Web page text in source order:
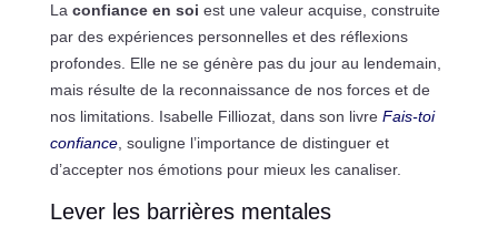
La confiance en soi est une valeur acquise, construite
par des expériences personnelles et des réflexions
profondes. Elle ne se génère pas du jour au lendemain,
mais résulte de la reconnaissance de nos forces et de
nos limitations. Isabelle Filliozat, dans son livre Fais-toi
confiance, souligne l’importance de distinguer et
d’accepter nos émotions pour mieux les canaliser.
Lever les barrières mentales